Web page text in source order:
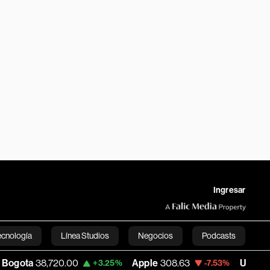
Ingresar
Línea Studios Negocios Podcasts
English
+3.25% Apple 308.63 -7.53% USD COP 3,152.58